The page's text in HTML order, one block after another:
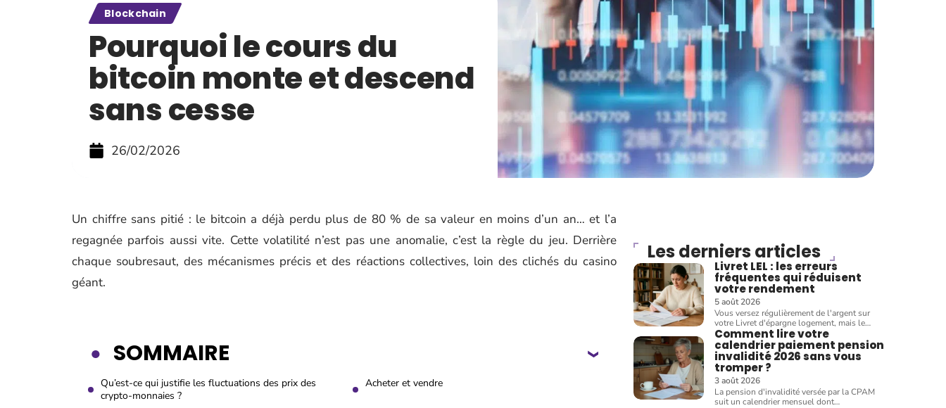
Blockchain
Pourquoi le cours du
bitcoin monte et descend
sans cesse
26/02/2026
Un chiffre sans pitié : le bitcoin a déjà perdu plus de 80 % de sa valeur en moins d’un an… et l’a
regagnée parfois aussi vite. Cette volatilité n’est pas une anomalie, c’est la règle du jeu. Derrière
chaque soubresaut, des mécanismes précis et des réactions collectives, loin des clichés du casino
géant.
SOMMAIRE
Qu’est-ce qui justifie les fluctuations des prix des
crypto-monnaies ?
Acheter et vendre
Les derniers articles
Livret LEL : les erreurs
fréquentes qui réduisent
votre rendement
5 août 2026
Vous versez régulièrement de l'argent sur
votre Livret d'épargne logement, mais le…
Comment lire votre
calendrier paiement pension
invalidité 2026 sans vous
tromper ?
3 août 2026
La pension d'invalidité versée par la CPAM
suit un calendrier mensuel dont…